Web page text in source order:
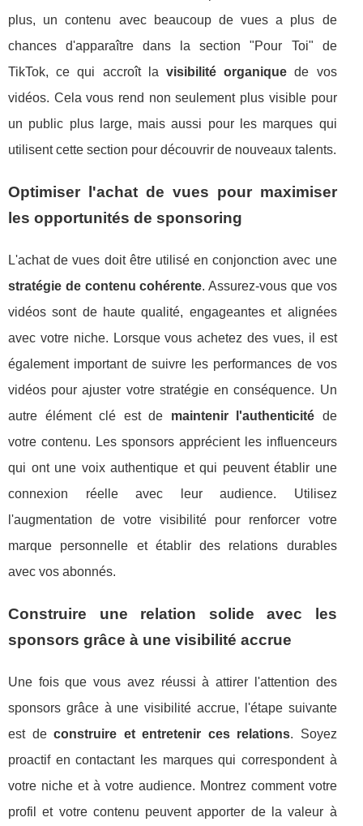
plus, un contenu avec beaucoup de vues a plus de
chances d'apparaître dans la section "Pour Toi" de
TikTok, ce qui accroît la visibilité organique de vos
vidéos. Cela vous rend non seulement plus visible pour
un public plus large, mais aussi pour les marques qui
utilisent cette section pour découvrir de nouveaux talents.
Optimiser l'achat de vues pour maximiser
les opportunités de sponsoring
L'achat de vues doit être utilisé en conjonction avec une
stratégie de contenu cohérente. Assurez-vous que vos
vidéos sont de haute qualité, engageantes et alignées
avec votre niche. Lorsque vous achetez des vues, il est
également important de suivre les performances de vos
vidéos pour ajuster votre stratégie en conséquence. Un
autre élément clé est de maintenir l'authenticité de
votre contenu. Les sponsors apprécient les influenceurs
qui ont une voix authentique et qui peuvent établir une
connexion réelle avec leur audience. Utilisez
l'augmentation de votre visibilité pour renforcer votre
marque personnelle et établir des relations durables
avec vos abonnés.
Construire une relation solide avec les
sponsors grâce à une visibilité accrue
Une fois que vous avez réussi à attirer l'attention des
sponsors grâce à une visibilité accrue, l'étape suivante
est deconstruire et entretenir ces relations. Soyez
proactif en contactant les marques qui correspondent à
votre niche et à votre audience. Montrez comment votre
profil et votre contenu peuvent apporter de la valeur à